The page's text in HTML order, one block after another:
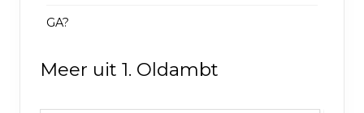
GA?
Meer uit 1. Oldambt